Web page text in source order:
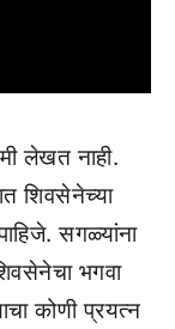
लेखत नाही.
शिवसेनेच्या
सगळ्यांना
भगवा
कोणी प्रयत्न